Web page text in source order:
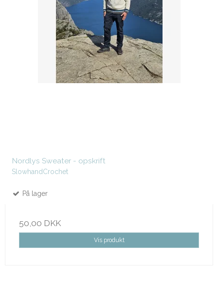
Nordlys Sweater - opskrift
SlowhandCrochet
På lager
50,00 DKK
Vis produkt